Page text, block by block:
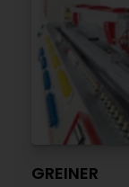
GREINER